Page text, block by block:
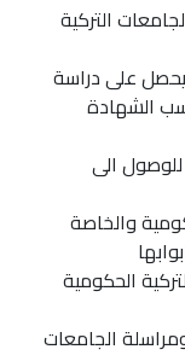
التركية
على دراسة
الشهادة
الى
والخاصة
الحكومية
الجامعات